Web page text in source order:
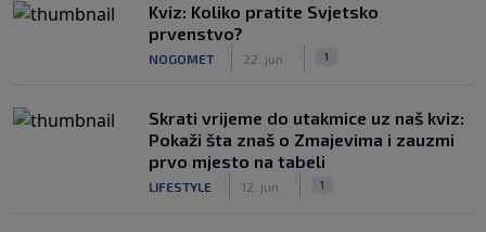
Kviz: Koliko pratite Svjetsko
prvenstvo?
NOGOMET 22. jun. 1
Skrati vrijeme do utakmice uz naš kviz:
Pokaži šta znaš o Zmajevima i zauzmi
prvo mjesto na tabeli
LIFESTYLE 12. jun. 1